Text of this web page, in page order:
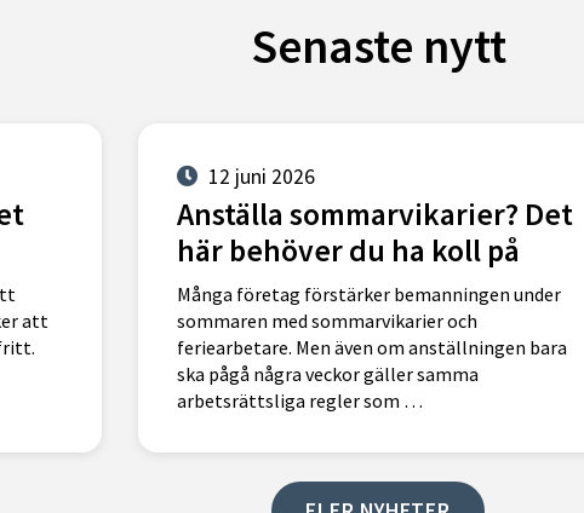
Senaste nytt
att
12 juni 2026
Anställa sommarvikarier? Det
här behöver du ha koll på
Många företag förstärker bemanningen under
sommaren med sommarvikarier och
feriearbetare. Men även om anställningen bara
ska pågå några veckor gäller samma
arbetsrättsliga regler som …